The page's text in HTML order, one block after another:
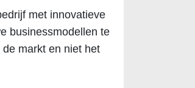
met innovatieve
businessmodellen te
markt en niet het